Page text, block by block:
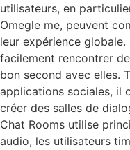
utilisateurs, en
Omegle me, peuvent
leur expérience
facilement rencontrer
bon second avec elles.
applications sociales, il
créer des salles de
Chat Rooms utilise
audio, les utilisateurs